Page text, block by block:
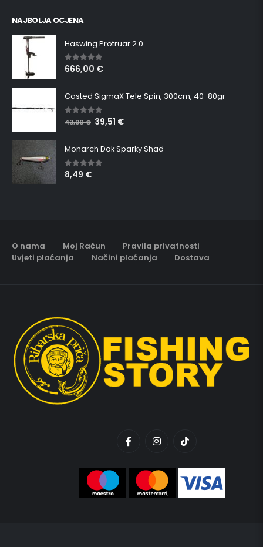
NAJBOLJA OCJENA
Haswing Protruar 2.0
5.00 out of 5
666,00 €
Casted SigmaX Tele Spin, 300cm, 40-80gr
5.00 out of 5
43,90€ 39,51 €
Monarch Dok Sparky Shad
5.00 out of 5
8,49 €
O nama Moj Račun
Pravila privatnosti
Uvjeti plaćanja
Načini plaćanja Dostava